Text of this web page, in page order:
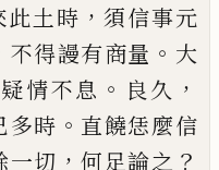
此土時 ， 須信事元
不得謾有商量 。 大
疑情不息 。 良久 ，
多時 。 直饒恁麼信
一切 ，何足論之 ？